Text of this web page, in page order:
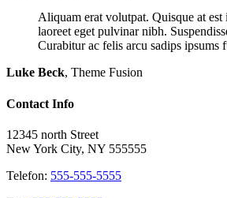
Aliquam erat volutpat. Quisque at
laoreet eget pulvinar nibh.
Curabitur ac felis arcu sadips ipsums
Luke Beck, Theme Fusion
Contact Info
12345 north Street
New York City, NY 555555
Telefon: 555-555-5555